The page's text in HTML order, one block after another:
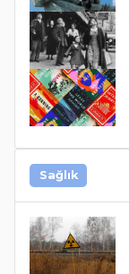
Sağlık